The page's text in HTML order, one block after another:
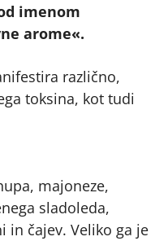
imenom
arome«.
različno,
toksina, kot tudi
majoneze,
sladoleda,
in čajev. Veliko ga je